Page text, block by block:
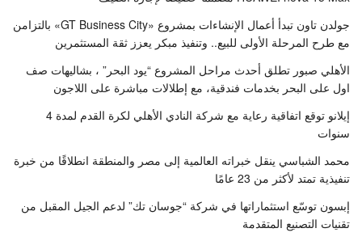
جولدن تاون تبدأ أعمال الإنشاءات بمشروع «GT Business City» بالتزامن
مع طرح المرحلة الأولى للبيع.. وتنفيذ مبكر يعزز ثقة المستثمرين
الأهلي صبور تطلق أحدث مراحل المشروع “يود البحر” ، بشاليهات صف
اول على البحر بخدمات فندقية، مع إطلالات مباشرة على اللاجون
إيلانو توقع اتفاقية رعاية مع شركة النادي الأهلي لكرة القدم لمدة 4
سنوات
محمد الشباسي ينقل خبراته العالمية إلى مصر والمنطقة انطلاقًا من خبرة
تنفيذية تمتد لأكثر من 23 عامًا
إبسون توسّع استثماراتها في شركة “جوسان تك” لدعم الجيل المقبل من
تقنيات التصنيع المتقدمة